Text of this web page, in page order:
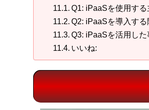
Q1: iPaaSを使用す
Q2: iPaaSを導入す
Q3: iPaaSを活用した
いいね: